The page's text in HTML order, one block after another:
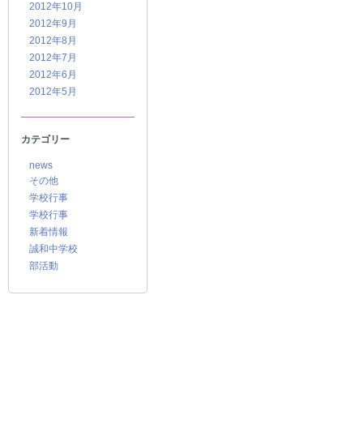
2012年10月
2012年9月
2012年8月
2012年7月
2012年6月
2012年5月
カテゴリー
news
その他
学校行事
学校行事
新着情報
誠和中学校
部活動